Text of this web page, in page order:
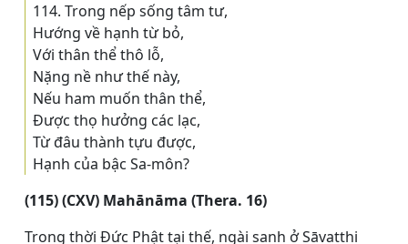
114. Trong nếp sống tâm tư,
Hướng về hạnh từ bỏ,
Với thân thể thô lỗ,
Nặng nề như thế này,
Nếu ham muốn thân thể,
Ðược thọ hưởng các lạc,
Từ đâu thành tựu được,
Hạnh của bậc Sa-môn?
(115) (CXV) Mahānāma (Thera. 16)
Trong thời Đức Phật tại thế, ngài sanh ở Sāvatthi